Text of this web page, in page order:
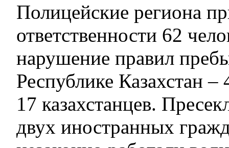
Полицейские региона
ответственности 62
нарушение правил
Республике Казахстан
17 казахстанцев.
двух иностранных